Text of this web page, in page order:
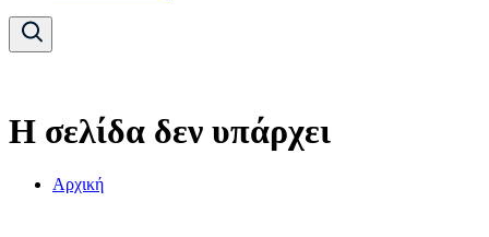
Η σελίδα δεν υπάρχει
Αρχική